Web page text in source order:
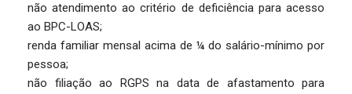
não atendimento ao critério de deficiência para acesso
ao BPC-LOAS;
renda familiar mensal acima de ¼ do salário-mínimo por
pessoa;
não filiação ao RGPS na data de afastamento para